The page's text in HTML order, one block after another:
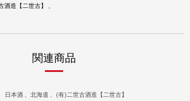
酒造【二世古】
関連商品
日本酒 北海道 (有)二世古酒造【二世古】